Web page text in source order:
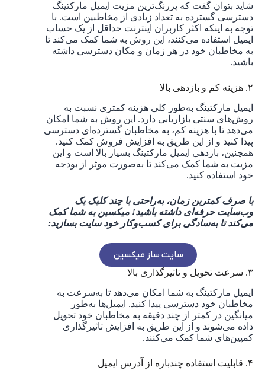
شاید بتوان گفت که پررنگ‌ترین مزیت ایمیل مارکتینگ
دسترسی گسترده به تعداد زیادی از مخاطبین است. با
توجه به اینکه اکثر کاربران اینترنت حداقل از یک حساب
ایمیل استفاده می‌کنند، این روش به شما کمک می‌کند تا
به مخاطبان خود در هر زمان و مکان دسترسی داشته
باشید.
۲. هزینه کم و بازدهی بالا
ایمیل مارکتینگ به‌طور کلی هزینه کمتری نسبت به
روش‌های سنتی بازاریابی دارد. این روش به شما امکان
می‌دهد تا با هزینه کم، به مخاطبان گسترده‌ای دسترسی
پیدا کنید و از این طریق به افزایش فروش کمک کنید.
همچنین، بازدهی ایمیل مارکتینگ بسیار بالا است و این
مزیت به شما کمک می‌کند تا به‌صورت موثر از بودجه
خود استفاده کنید.
با صرف کمترین زمان، به‌راحتی با چند کلیک یک
وب‌سایت حرفه‌ای داشته باشید! میکسین به شما کمک
می‌کند تا به‌سادگی برای کسب‌وکار خود سایت بسازید:
سایت ساز میکسین
۳. سرعت تحویل و تاثیرگذاری بالا
ایمیل مارکتینگ به شما امکان می‌دهد تا به‌سرعت به
مخاطبان خود دسترسی پیدا کنید. ایمیل‌ها به‌طور
میانگین در کمتر از چند دقیقه به مخاطبان خود تحویل
داده می‌شوند و از این طریق به افزایش تاثیرگذاری
کمپین‌های شما کمک می‌کنند.
۴. قابلیت استفاده چندباره از آدرس ایمیل